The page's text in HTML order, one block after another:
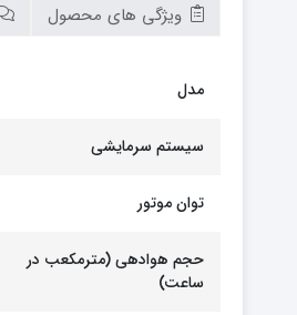
ویژگی های محصول
مدل
سیستم سرمایشی
توان موتور
حجم هوادهی (مترمکعب در
ساعت)